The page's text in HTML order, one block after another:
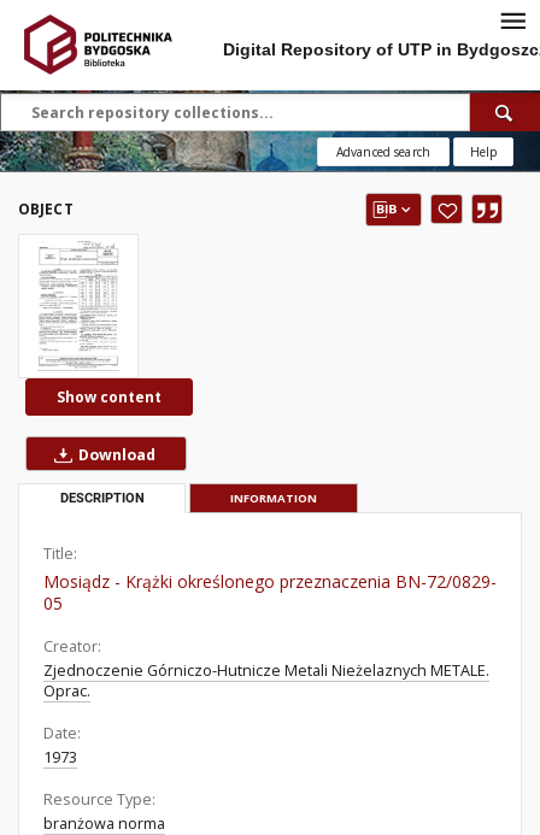
Digital Repository of UTP in
Advanced search Help
OBJECT
Show content
Download
DESCRIPTION INFORMATION
Title:
Mosiądz - Krążki określonego przeznaczenia BN-72/0829-
05
Creator:
Zjednoczenie Górniczo-Hutnicze Metali Nieżelaznych METALE.
Oprac.
Date:
1973
Resource Type:
branżowa norma